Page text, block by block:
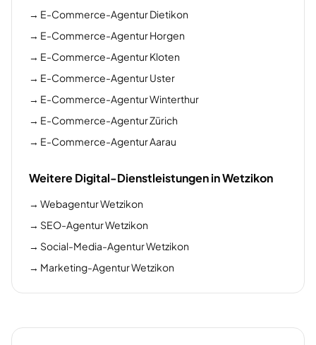
→ E-Commerce-Agentur Dietikon
→ E-Commerce-Agentur Horgen
→ E-Commerce-Agentur Kloten
→ E-Commerce-Agentur Uster
→ E-Commerce-Agentur Winterthur
→ E-Commerce-Agentur Zürich
→ E-Commerce-Agentur Aarau
Weitere Digital-Dienstleistungen in Wetzikon
→ Webagentur Wetzikon
→ SEO-Agentur Wetzikon
→ Social-Media-Agentur Wetzikon
→ Marketing-Agentur Wetzikon